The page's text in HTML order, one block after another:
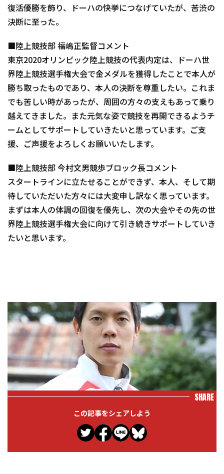
復活優勝を飾り、ドーハの快挙につなげていたが、苦渋の
決断に至った。
■陸上競技部 福嶋正監督コメント
東京2020オリンピック陸上競技の代表内定は、ドーハ世
界陸上競技選手権大会で金メダルを獲得したことで本人が
勝ち取ったものであり、本人の決断を尊重したい。これま
でも苦しい時があったが、周囲の方々の支えもあって乗り
越えてきました。また元気な姿で競技を再開できるようチ
ームとしてサポートしていきたいと思っています。ご支
援、ご声援をよろしくお願いいたします。
■陸上競技部 今村文男競歩ブロック長コメント
スタートラインに立たせることができず、本人、そして期
待していただいた方々には大変申し訳なく思っています。
まずは本人の体調の回復を優先し、次の大会やその先の世
界陸上競技選手権大会に向けて引き続きサポートしていき
たいと思います。
SHARE
この記事をシェアしよう